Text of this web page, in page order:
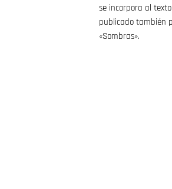
se incorpora al
publicado también
«Sombras».